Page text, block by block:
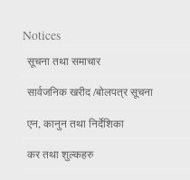
Notices
सूचना तथा समाचार
सार्वजनिक खरीद /बोलपत्र सूचना
एन, कानुन तथा निर्देशिका
कर तथा शुल्कहरु